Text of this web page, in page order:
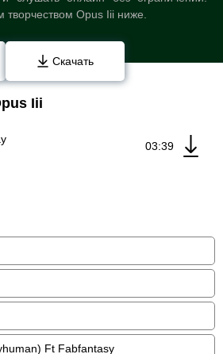
творчеством Opus Iii ниже.
Скачать
Iii
03:39
Ft Fabfantasy